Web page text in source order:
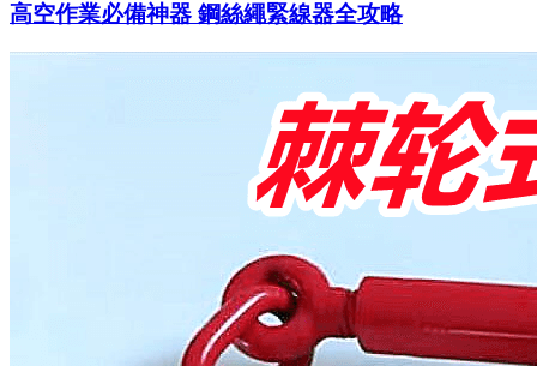
高空作業必備神器 鋼絲繩緊線器全攻略